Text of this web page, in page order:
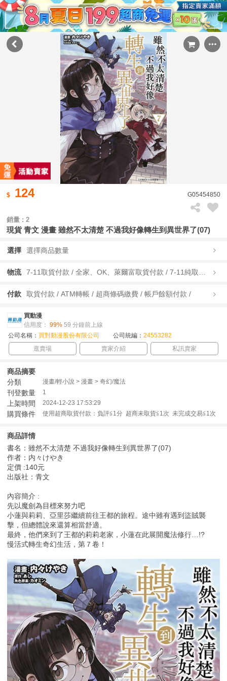
124 G05454850
銷量 : 2
現貨 青文 漫畫 雖然不太清楚 不過我好像轉生到異世界了(07)
選擇 選擇商品數量
物流
付款 取貨付款 / ATM轉帳 / 超商條碼繳費 / 帳戶餘額付款 /
買動漫
信用度： 99% 59 分鐘前上線
公司名稱： 買對動漫股份有限公司 公司統編： 24553282
逛賣場
賣家介紹 私訊賣家
商品摘要
分類
漫畫/輕小說 > 漫畫 > 奇幻/魔法
刊登數量 1
上架時間 2024-12-23 17:53:29
購買條件 使用超商取貨付款：負評≦1分 超商未取貨≦1次 未完成交易≦1次
商品詳情
書名：雖然不太清楚 不過我好像轉生到異世界了(07)
作者：内々けやき
定價 :140元
出版社：青文
內容簡介 :
先以魔劍為目標來努力吧
小蓮與莉莉、亞里莎繼續前往王都的旅程。途中雖有遇到盜賊襲
擊，但總體說來還算相當舒適。
最終，他們來到了王都的莉莉老家，小蓮在此展開魔法修行…!?
慢活式轉生奇幻生活，第７卷！